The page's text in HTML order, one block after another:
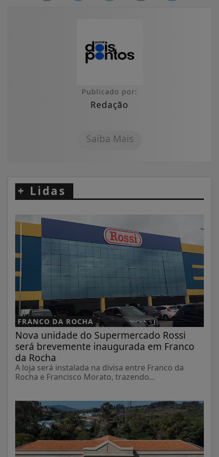
Publicado por:
Redação
Saiba Mais
+ Lidas
FRANCO DA ROCHA
Nova unidade do Supermercado Rossi
será brevemente inaugurada em Franco
da Rocha
A loja será instalada na divisa entre Franco da
Rocha e Francisco Morato, trazendo...